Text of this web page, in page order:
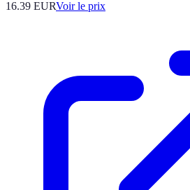
16.39 EURVoir le prix